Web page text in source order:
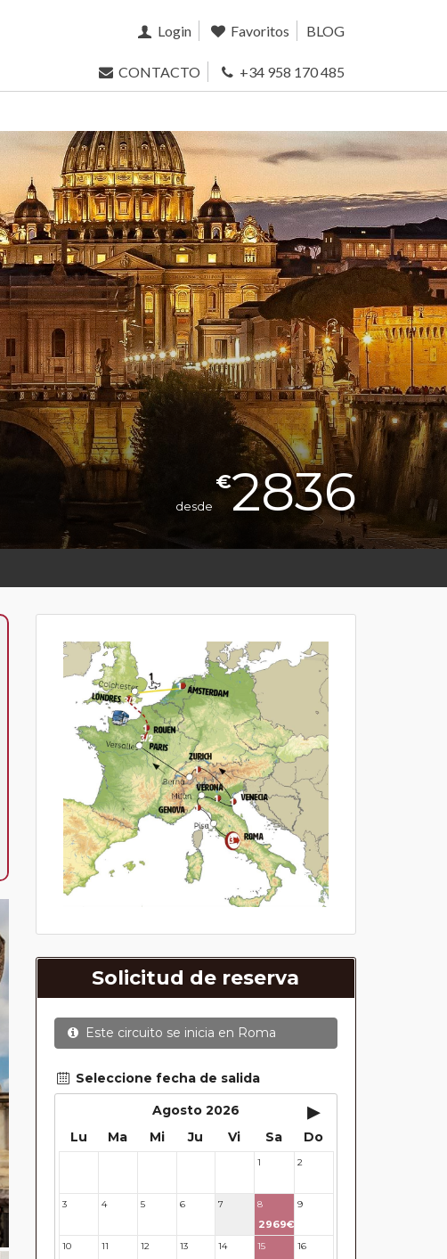
Login Favoritos BLOG
CONTACTO +34 958 170 485
desde
€2836
Solicitud de reserva
Este circuito se inicia en Roma
Seleccione fecha de salida
Agosto 2026
▸
Lu Ma Mi Ju Vi Sa Do
1 2
3 4 5 6 7 8
2969€
9
10 11 12 13 14 15 16